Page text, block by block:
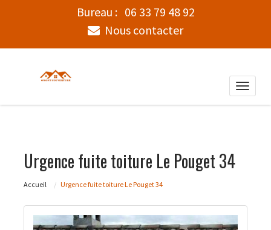
Bureau : 06 33 79 48 92
Nous contacter
Toggle
Urgence fuite toiture Le Pouget 34
Accueil Urgence fuite toiture Le Pouget 34